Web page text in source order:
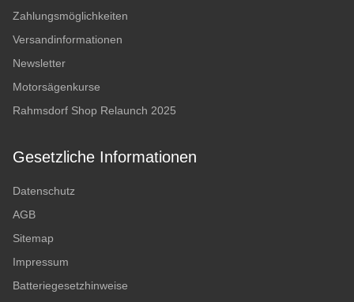
Zahlungsmöglichkeiten
Versandinformationen
Newsletter
Motorsägenkurse
Rahmsdorf Shop Relaunch 2025
Gesetzliche Informationen
Datenschutz
AGB
Sitemap
Impressum
Batteriegesetzhinweise